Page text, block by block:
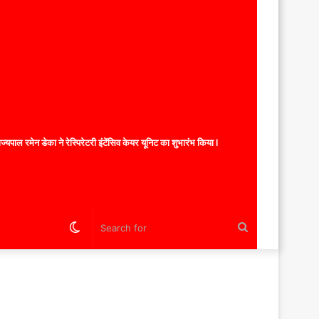
रमेन डेका ने रेस्पिरेटरी इंटेंसिव केयर यूनिट का शुभारंभ किया l
Switch